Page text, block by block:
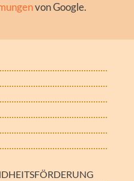
von Google.